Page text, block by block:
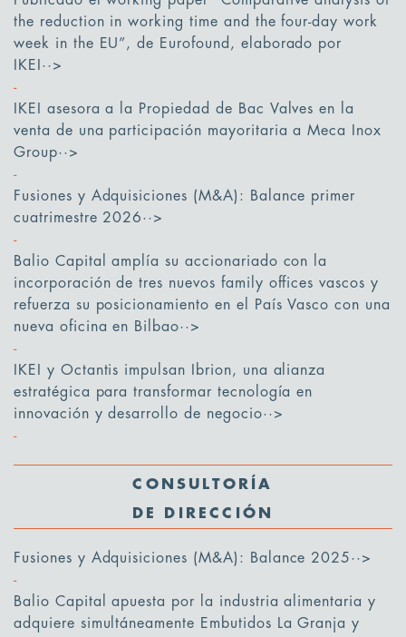
the reduction in working time and the four-day work
week in the EU”, de Eurofound, elaborado por
IKEI ··>
IKEI asesora a la Propiedad de Bac Valves en la
venta de una participación mayoritaria a Meca Inox
Group··>
Fusiones y Adquisiciones (M&A): Balance primer
cuatrimestre 2026··>
Balio Capital amplía su accionariado con la
incorporación de tres nuevos family offices vascos y
refuerza su posicionamiento en el País Vasco con una
nueva oficina en Bilbao··>
IKEI y Octantis impulsan Ibrion, una alianza
estratégica para transformar tecnología en
innovación y desarrollo de negocio··>
CONSULTORÍA
DE DIRECCIÓN
Fusiones y Adquisiciones (M&A): Balance 2025··>
Balio Capital apuesta por la industria alimentaria y
adquiere simultáneamente Embutidos La Granja y